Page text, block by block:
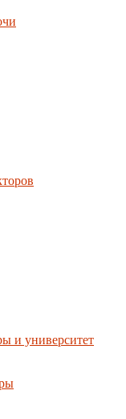
и университет